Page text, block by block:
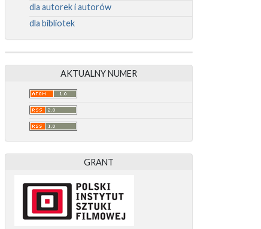
dla autorek i autorów
dla bibliotek
AKTUALNY NUMER
GRANT